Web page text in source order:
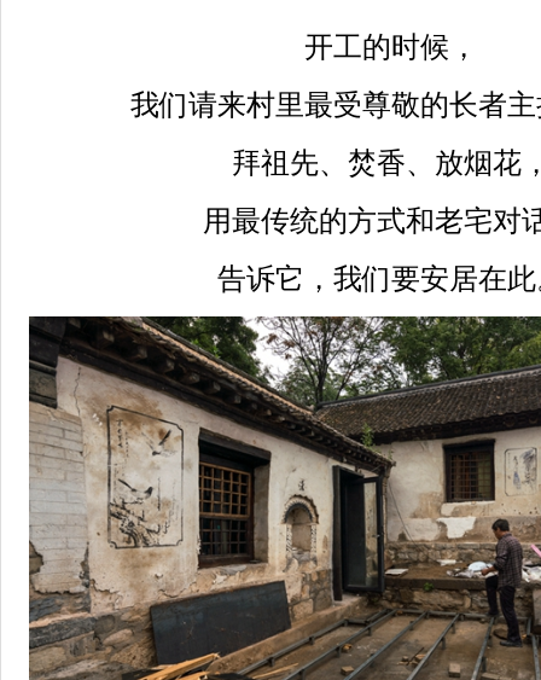
开工的时候，
我们请来村里最受尊敬的长者
拜祖先、焚香、放烟花
用最传统的方式和老宅对
告诉它，我们要安居在